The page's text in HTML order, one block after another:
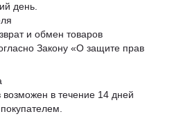
день.
и обмен товаров
Закону «О защите прав
в течение 14 дней